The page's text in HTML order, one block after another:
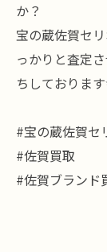
か？
宝の蔵佐賀セ
っかりと査定
ちしております
#宝の蔵佐賀セ
#佐賀買取
#佐賀ブランド